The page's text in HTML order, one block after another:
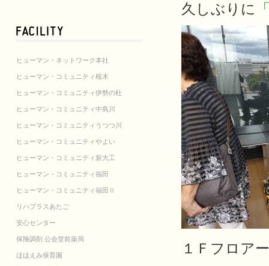
ヒューマン・ネットワーク本社
ヒューマン・コミュニティ桜木
ヒューマン・コミュニティ伊勢の杜
ヒューマン・コミュニティ中島川
ヒューマン・コミュニティうつつ川
ヒューマン・コミュニティやよい
ヒューマン・コミュニティ新大工
ヒューマン・コミュニティ福田
ヒューマン・コミュニティ福田Ⅱ
リハプラスあたご
安心センター
保険調剤 公会堂前薬局
ほほえみ保育園
久しぶりに
１Ｆフロア